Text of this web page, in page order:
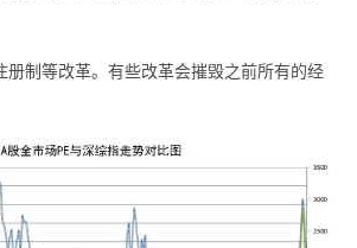
册制等改革。有些改革会摧毁之前所有的经